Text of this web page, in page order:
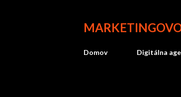
Domov Digitálna